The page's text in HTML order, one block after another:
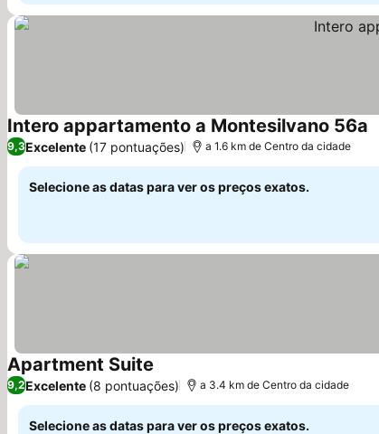
Intero appartamento a Montesilvano 56a
9,3Excelente (17 pontuações) a 1.6 km de Centro da cidade
Selecione as datas para ver os preços exatos.
Apartment Suite Ver preços
9,2Excelente (8 pontuações) a 3.4 km de Centro da cidade
Selecione as datas para ver os preços exatos.